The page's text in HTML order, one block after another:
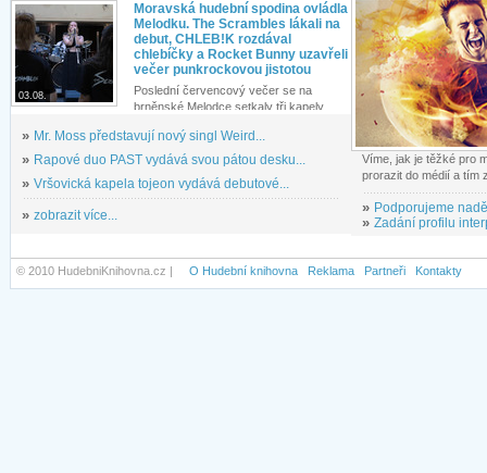
03.08.
Moravská hudební spodina ovládla
Melodku. The Scrambles lákali na
debut, CHLEB!K rozdával
chlebíčky a Rocket Bunny uzavřeli
večer punkrockovou jistotou
Poslední červencový večer se na
brněnské Melodce setkaly tři kapely...
» Mr. Moss představují nový singl Weird...
» Rapové duo PAST vydává svou pátou desku...
» Vršovická kapela tojeon vydává debutové...
» zobrazit více...
Víme, jak je těžké pro
prorazit do médií a tím
» Podporujeme
» Zadání profilu
© 2010 HudebniKnihovna.cz | O Hudební knihovna Reklama Partneři Kontakty